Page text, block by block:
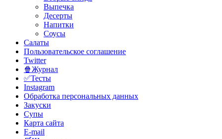
Выпечка
Десерты
Напитки
Соусы
Салаты
Пользовательское соглашение
Twitter
🍿Журнал
✅Тесты
Instagram
Обработка персональных данных
Закуски
Супы
Карта сайта
E-mail